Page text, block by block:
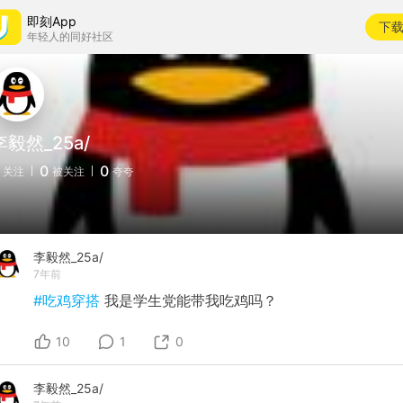
即刻App
年轻人的同好社区
下载
毅然_25a/
关注 0 被关注 0 夸夸
李毅然_25a/
7年前
#吃鸡穿搭 我是学生党能带我吃鸡吗？
10 1 0
李毅然_25a/